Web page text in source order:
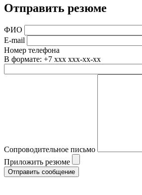
Отправить резюме
ФИО
E-mail
Номер телефона
В формате: +7 xxx xxx-xx-xx
Сопроводительное письмо
Приложить резюме